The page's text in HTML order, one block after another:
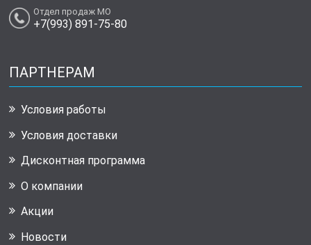
Отдел продаж МО
+7(993) 891-75-80
ПАРТНЕРАМ
Условия работы
Условия доставки
Дисконтная программа
О компании
Акции
Новости